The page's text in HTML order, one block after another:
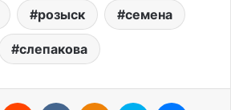
розыск семена
слепакова
Pinterest Reddit ВконтактеОдноклассники
Skype